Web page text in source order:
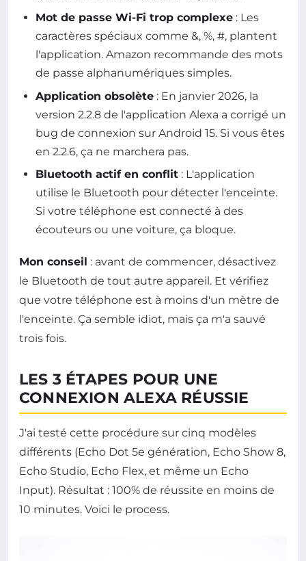
Mot de passe Wi-Fi trop complexe : Les
caractères spéciaux comme &, %, #, plantent
l'application. Amazon recommande des mots
de passe alphanumériques simples.
Application obsolète : En janvier 2026, la
version 2.2.8 de l'application Alexa a corrigé un
bug de connexion sur Android 15. Si vous êtes
en 2.2.6, ça ne marchera pas.
Bluetooth actif en conflit : L'application
utilise le Bluetooth pour détecter l'enceinte.
Si votre téléphone est connecté à des
écouteurs ou une voiture, ça bloque.
Mon conseil : avant de commencer, désactivez
le Bluetooth de tout autre appareil. Et vérifiez
que votre téléphone est à moins d'un mètre de
l'enceinte. Ça semble idiot, mais ça m'a sauvé
trois fois.
LES 3 ÉTAPES POUR UNE
CONNEXION ALEXA RÉUSSIE
J'ai testé cette procédure sur cinq modèles
différents (Echo Dot 5e génération, Echo Show 8,
Echo Studio, Echo Flex, et même un Echo
Input). Résultat : 100% de réussite en moins de
10 minutes. Voici le process.